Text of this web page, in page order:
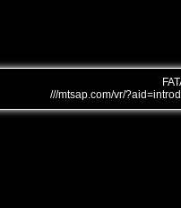
///mtsap.com/vr/